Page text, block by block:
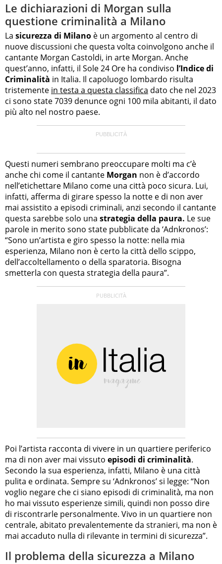
Le dichiarazioni di Morgan sulla
questione criminalità a Milano
La sicurezza di Milano è un argomento al centro di
nuove discussioni che questa volta coinvolgono anche il
cantante Morgan Castoldi, in arte Morgan. Anche
quest’anno, infatti, il Sole 24 Ore ha condiviso l’Indice di
Criminalità in Italia. Il capoluogo lombardo risulta
tristemente in testa a questa classifica dato che nel 2023
ci sono state 7039 denunce ogni 100 mila abitanti, il dato
più alto nel nostro paese.
Questi numeri sembrano preoccupare molti ma c’è
anche chi come il cantante Morgan non è d’accordo
nell’etichettare Milano come una città poco sicura. Lui,
infatti, afferma di girare spesso la notte e di non aver
mai assistito a episodi criminali, anzi secondo il cantante
questa sarebbe solo una strategia della paura. Le sue
parole in merito sono state pubblicate da ‘Adnkronos’:
“Sono un’artista e giro spesso la notte: nella mia
esperienza, Milano non è certo la città dello scippo,
dell’accoltellamento o della sparatoria. Bisogna
smetterla con questa strategia della paura”.
Poi l’artista racconta di vivere in un quartiere periferico
ma di non aver mai vissuto episodi di criminalità.
Secondo la sua esperienza, infatti, Milano è una città
pulita e ordinata. Sempre su ‘Adnkronos’ si legge: “Non
voglio negare che ci siano episodi di criminalità, ma non
ho mai vissuto esperienze simili, quindi non posso dire
di riscontrarle personalmente. Vivo in un quartiere non
centrale, abitato prevalentemente da stranieri, ma non è
mai accaduto nulla di rilevante in termini di sicurezza”.
Il problema della sicurezza a Milano